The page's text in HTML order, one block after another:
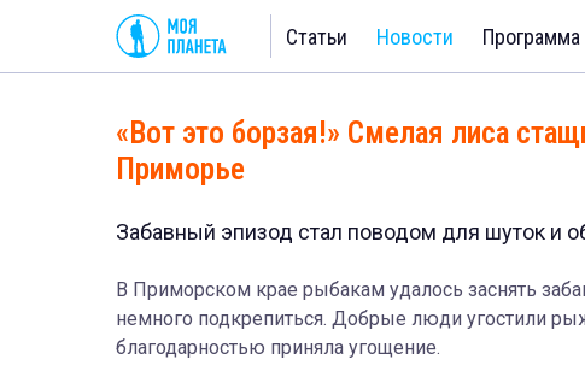
Статьи Новости
«Вот это борзая!» Смелая лиса
Приморье
Забавный эпизод стал поводом для шуток и
В Приморском крае рыбакам удалось заснять
немного подкрепиться. Добрые люди угостили
благодарностью приняла угощение.